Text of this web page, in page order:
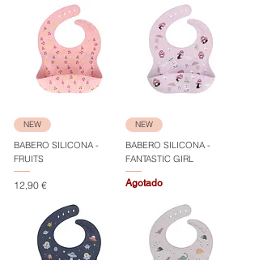
NEW
BABERO SILICONA -
FRUITS
Precio
12,90 €
NEW
BABERO SILICONA -
FANTASTIC GIRL
Agotado